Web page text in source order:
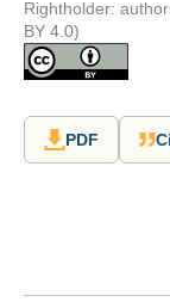
Rightholder:
BY 4.0)
PDF